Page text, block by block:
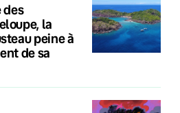
des
la
peine à
de sa